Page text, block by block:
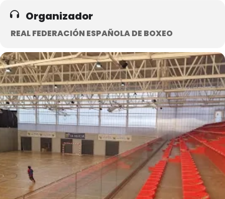
Organizador
REAL FEDERACIÓN ESPAÑOLA DE BOXEO